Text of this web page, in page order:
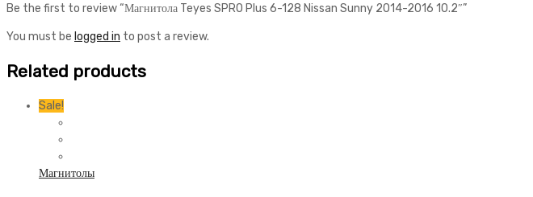
Be the first to review “Магнитола Teyes SPRO Plus 6-128 Nissan Sunny 2014-2016 10.2″”
You must be logged in to post a review.
Related products
Sale!
Магнитолы